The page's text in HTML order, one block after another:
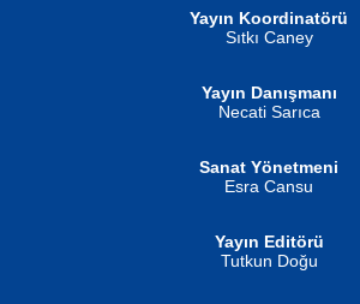
Yayın Koordinatörü
Sıtkı Caney
Yayın Danışmanı
Necati Sarıca
Sanat Yönetmeni
Esra Cansu
Yayın Editörü
Tutkun Doğu